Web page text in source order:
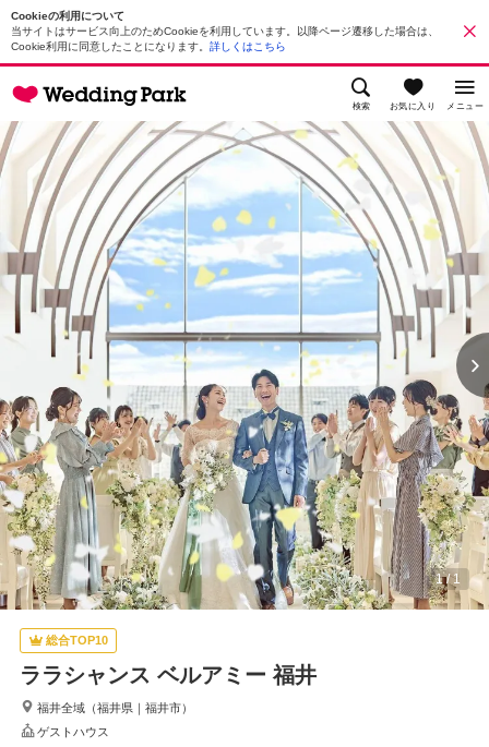
Cookieの利用について
当サイトはサービス向上のためCookieを利用しています。以降ページ遷移した場合は、
Cookie利用に同意したことになります。 詳しくはこちら
検索 お気に入り メニュー
1/1
総合TOP10
ララシャンス ベルアミー 福井
福井全域 （福井県 ｜ 福井市）
ゲストハウス